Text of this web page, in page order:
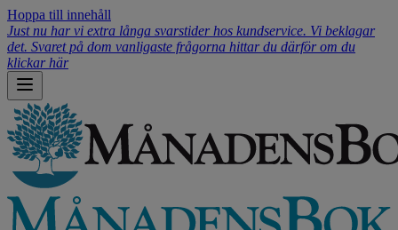
Hoppa till innehåll
Just nu har vi extra långa svarstider hos kundservice. Vi beklagar
det. Svaret på dom vanligaste frågorna hittar du därför om du
klickar här